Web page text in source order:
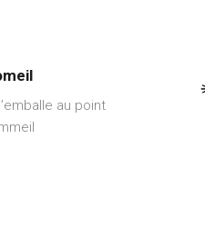
au point